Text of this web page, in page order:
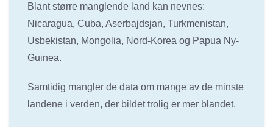
Blant større manglende land kan nevnes:
Nicaragua, Cuba, Aserbajdsjan, Turkmenistan,
Usbekistan, Mongolia, Nord-Korea og Papua Ny-
Guinea.
Samtidig mangler de data om mange av de minste
landene i verden, der bildet trolig er mer blandet.